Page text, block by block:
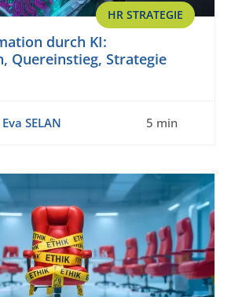
HR STRATEGIE
durch KI:
Quereinstieg, Strategie
Eva SELAN 5 min